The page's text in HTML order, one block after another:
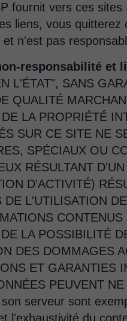
fournit vers ces
liens, vous
n'est pas
responsabilité et
L'ÉTAT", SANS
QUALITÉ
LA PROPRIÉTÉ
SUR CE SITE NE
SPÉCIAUX OU
RÉSULTANT
D'ACTIVITÉ)
DE L'UTILISATION
LA POSSIBILITÉ
DES DOMMAGES
ET GARANTIES
PEUVENT
serveur sont
l'exhaustivité du